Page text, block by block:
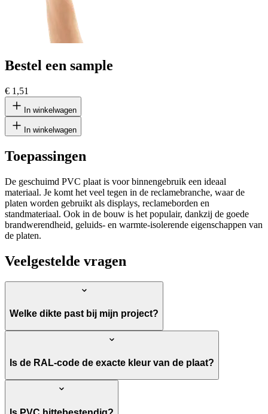
Bestel een sample
€ 1,51
In winkelwagen
In winkelwagen
Toepassingen
De geschuimd PVC plaat is voor binnengebruik een ideaal
materiaal. Je komt het veel tegen in de reclamebranche, waar de
platen worden gebruikt als displays, reclameborden en
standmateriaal. Ook in de bouw is het populair, dankzij de goede
brandwerendheid, geluids- en warmte-isolerende eigenschappen van
de platen.
Veelgestelde vragen
Welke dikte past bij mijn project?
Is de RAL-code de exacte kleur van de plaat?